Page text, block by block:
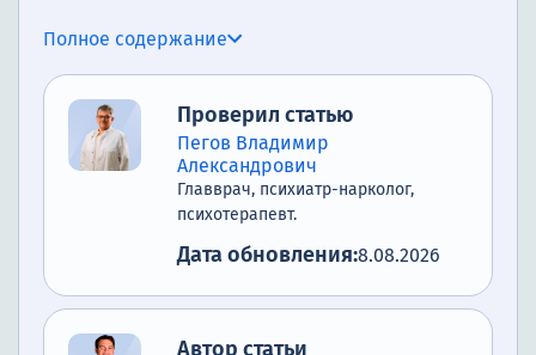
Медицинское сопровождение на
Результаты после прохождения
программы
Как начать лечение: 3 простых
шага к трезвости
Наши уникальные преимущества
Список литературы
Полное содержание
Проверил статью
Пегов Владимир
Александрович
Главврач, психиатр-нарколог,
психотерапевт.
Дата обновления:8.08.2026
Автор статьи